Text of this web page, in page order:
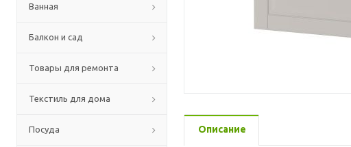
Ванная
Балкон и сад
Товары для ремонта
Текстиль для дома
Посуда Описание